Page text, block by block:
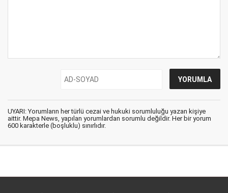
UYARI: Yorumların her türlü cezai ve hukuki sorumluluğu yazan kişiye
aittir. Mepa News, yapılan yorumlardan sorumlu değildir. Her bir yorum
600 karakterle (boşluklu) sınırlıdır.